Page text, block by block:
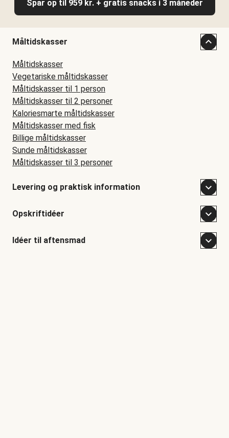
Spar op til 959 kr. + gratis snacks i 3 måneder
Måltidskasser
Måltidskasser
Vegetariske måltidskasser
Måltidskasser til 1 person
Måltidskasser til 2 personer
Kaloriesmarte måltidskasser
Måltidskasser med fisk
Billige måltidskasser
Sunde måltidskasser
Måltidskasser til 3 personer
Levering og praktisk information
Opskriftidéer
Idéer til aftensmad